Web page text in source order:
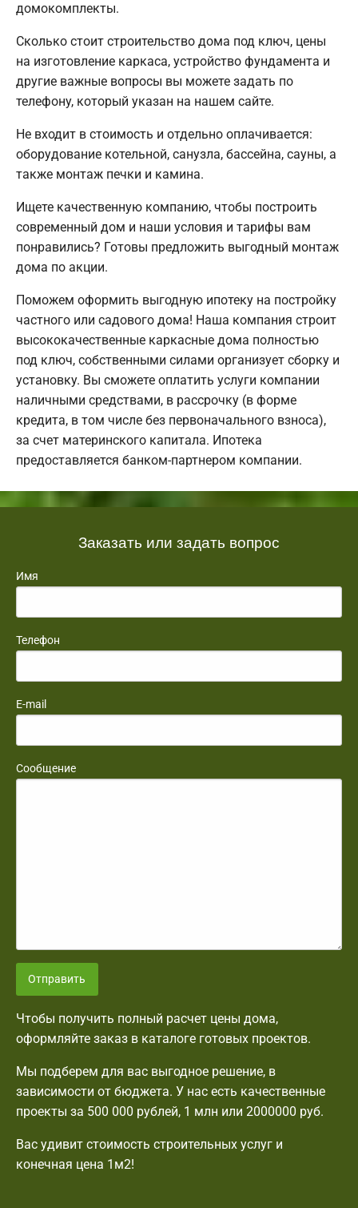
домокомплекты.
Сколько стоит строительство дома под ключ, цены
на изготовление каркаса, устройство фундамента и
другие важные вопросы вы можете задать по
телефону, который указан на нашем сайте.
Не входит в стоимость и отдельно оплачивается:
оборудование котельной, санузла, бассейна, сауны, а
также монтаж печки и камина.
Ищете качественную компанию, чтобы построить
современный дом и наши условия и тарифы вам
понравились? Готовы предложить выгодный монтаж
дома по акции.
Поможем оформить выгодную ипотеку на постройку
частного или садового дома! Наша компания строит
высококачественные каркасные дома полностью
под ключ, собственными силами организует сборку и
установку. Вы сможете оплатить услуги компании
наличными средствами, в рассрочку (в форме
кредита, в том числе без первоначального взноса),
за счет материнского капитала. Ипотека
предоставляется банком-партнером компании.
Заказать или задать вопрос
Имя
Телефон
E-mail
Сообщение
Отправить
Чтобы получить полный расчет цены дома,
оформляйте заказ в каталоге готовых проектов.
Мы подберем для вас выгодное решение, в
зависимости от бюджета. У нас есть качественные
проекты за 500 000 рублей, 1 млн или 2000000 руб.
Вас удивит стоимость строительных услуг и
конечная цена 1м2!